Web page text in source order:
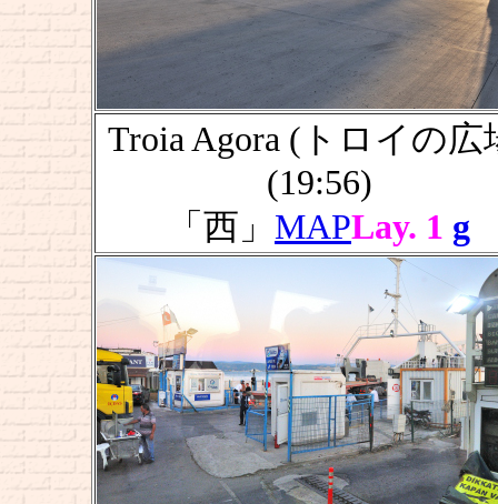
Troia Agora (トロイの広
(19:56)
「西」 MAPLay. 1 g